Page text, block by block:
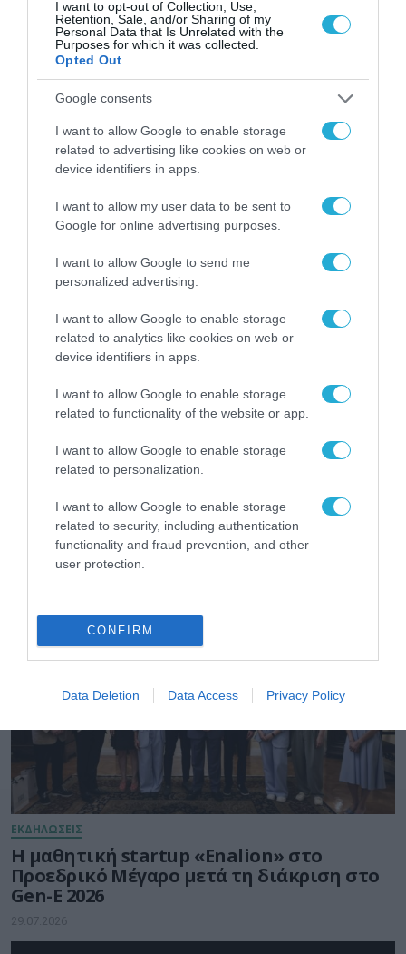
I want to opt-out of Collection, Use,
Retention, Sale, and/or Sharing of my
Personal Data that Is Unrelated with the
Purposes for which it was collected.
Opted Out
Google consents
I want to allow Google to enable storage
related to advertising like cookies on web or
device identifiers in apps.
I want to allow my user data to be sent to
Google for online advertising purposes.
I want to allow Google to send me
personalized advertising.
I want to allow Google to enable storage
related to analytics like cookies on web or
device identifiers in apps.
I want to allow Google to enable storage
related to functionality of the website or app.
I want to allow Google to enable storage
related to personalization.
I want to allow Google to enable storage
related to security, including authentication
functionality and fraud prevention, and other
user protection.
CONFIRM
Data Deletion Data Access Privacy Policy
μια νέα βιομηχανική
επανάσταση»
Νέος οδηγός του ΕΚΤ
για τη χρηματοδότηση
των ελληνικών
επιχειρήσεων στον
χώρο της άμυνας
31.07.2026
Η πιο ταξιδιάρικη
βαλίτσα του φετινού
καλοκαιριού έχει την
υπογραφή της Xiaomi
31.07.2026
STARTUPS
ΕΚΔΗΛΩΣΕΙΣ
Η μαθητική startup «Enalion» στο
Προεδρικό Μέγαρο μετά τη διάκριση στο
Gen-E 2026
29.07.2026